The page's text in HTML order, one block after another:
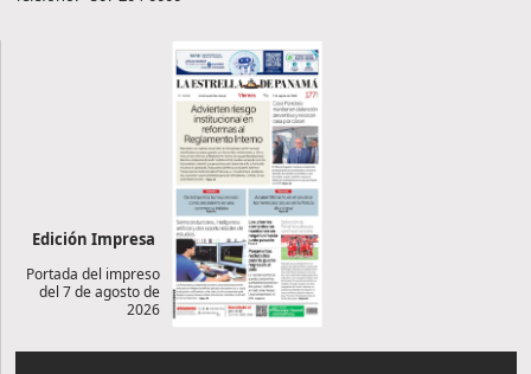
Edición Impresa
Portada del impreso
del 7 de agosto de
2026